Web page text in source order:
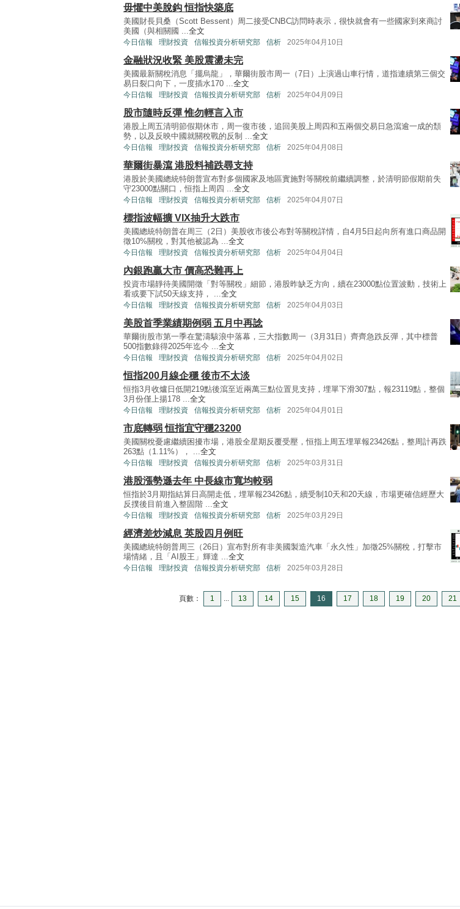
毋懼中美脫鈎 恒指快築底
美國財長貝桑（Scott Bessent）周二接受CNBC訪問時表示，很快就會有一些國家到來商討
美國（與相關國 ...全文
今日信報 理財投資 信報投資分析研究部 信析 2025年04月10日
金融狀況收緊 美股震盪未完
美國最新關稅消息「擺烏龍」，華爾街股市周一（7日）上演過山車行情，道指連續第三個交
易日裂口向下，一度插水170 ...全文
今日信報 理財投資 信報投資分析研究部 信析 2025年04月09日
股市隨時反彈 惟勿輕言入市
港股上周五清明節假期休市，周一復市後，追回美股上周四和五兩個交易日急瀉逾一成的頹
勢，以及反映中國就關稅戰的反制 ...全文
今日信報 理財投資 信報投資分析研究部 信析 2025年04月08日
華爾街暴瀉 港股料補跌尋支持
港股於美國總統特朗普宣布對多個國家及地區實施對等關稅前繼續調整，於清明節假期前失
守23000點關口，恒指上周四 ...全文
今日信報 理財投資 信報投資分析研究部 信析 2025年04月07日
標指波幅擴 VIX抽升大跌市
美國總統特朗普在周三（2日）美股收市後公布對等關稅詳情，自4月5日起向所有進口商品開
徵10%關稅，對其他被認為 ...全文
今日信報 理財投資 信報投資分析研究部 信析 2025年04月04日
內銀跑贏大市 價高恐難再上
投資市場靜待美國開徵「對等關稅」細節，港股昨缺乏方向，續在23000點位置波動，技術上
看或要下試50天線支持， ...全文
今日信報 理財投資 信報投資分析研究部 信析 2025年04月03日
美股首季業績期例弱 五月中再諗
華爾街股市第一季在驚濤駭浪中落幕，三大指數周一（3月31日）齊齊急跌反彈，其中標普
500指數錄得2025年迄今 ...全文
今日信報 理財投資 信報投資分析研究部 信析 2025年04月02日
恒指200月線企穩 後市不太淡
恒指3月收爐日低開219點後瀉至近兩萬三點位置見支持，埋單下滑307點，報23119點，整個
3月份僅上揚178 ...全文
今日信報 理財投資 信報投資分析研究部 信析 2025年04月01日
市底轉弱 恒指宜守穩23200
美國關稅憂慮繼續困擾市場，港股全星期反覆受壓，恒指上周五埋單報23426點，整周計再跌
263點（1.11%）， ...全文
今日信報 理財投資 信報投資分析研究部 信析 2025年03月31日
港股漲勢遜去年 中長線市寬均較弱
恒指於3月期指結算日高開走低，埋單報23426點，續受制10天和20天線，市場更確信經歷大
反撲後目前進入整固階 ...全文
今日信報 理財投資 信報投資分析研究部 信析 2025年03月29日
經濟差炒減息 英股四月例旺
美國總統特朗普周三（26日）宣布對所有非美國製造汽車「永久性」加徵25%關稅，打擊市
場情緒，且「AI股王」輝達 ...全文
今日信報 理財投資 信報投資分析研究部 信析 2025年03月28日
頁數： 1 ... 13 14 15 16 17 18 19 20 21